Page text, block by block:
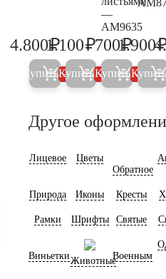
5.000
4.800₽
Купить 5%
1.200
1.100₽
Купить 5%
—
AM9635
700
700₽
Купить 5%
1.900
Купить
Другое
Лицевое
Цветы
Обратное
Природа Иконы Кресты
Рамки Шрифты Святые
ВиньеткиЖивотныеВоенным